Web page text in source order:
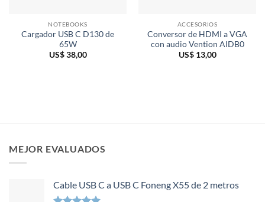
NOTEBOOKS
Cargador USB C D130 de
65W
US$38,00
ACCESORIOS
Conversor de HDMI a VGA
con audio Vention AIDB0
US$13,00
MEJOR EVALUADOS
Cable USB C a USB C Foneng X55 de 2 metros